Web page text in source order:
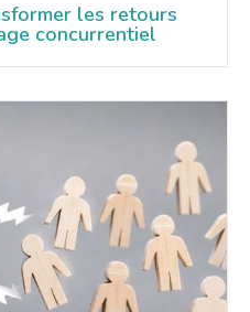
les retours
concurrentiel